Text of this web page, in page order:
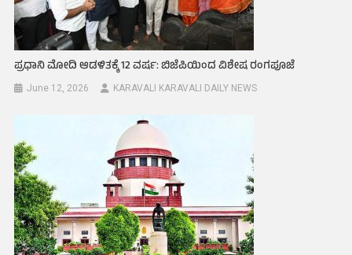
ಪ್ರಧಾನಿ ಮೋದಿ ಆಡಳಿತಕ್ಕೆ 12 ವರ್ಷ: ಬಿಜೆಪಿಯಿಂದ ವಿಶೇಷ ರಂಗಪೂಜೆ
June 12, 2026 KARAVALI KARAVALI DAILY NEWS